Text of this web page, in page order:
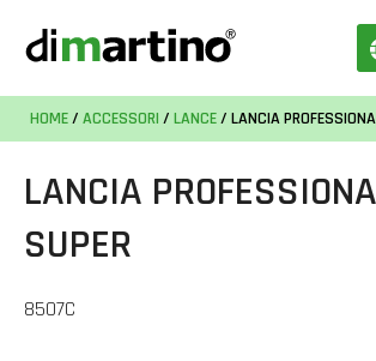
HOME/ ACCESSORI / LANCE/ LANCIA
LANCIA
SUPER
8507C